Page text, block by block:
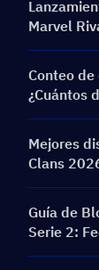
Marvel
cambios
Conteo
¿Cuántos
Odette?
Mejores
Clans
anti 3
Guía de
Serie 2: